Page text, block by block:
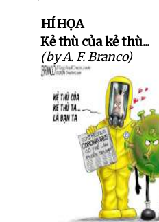
HÍ HỌA
Kẻ thù của kẻ thù...
(by A. F. Branco)